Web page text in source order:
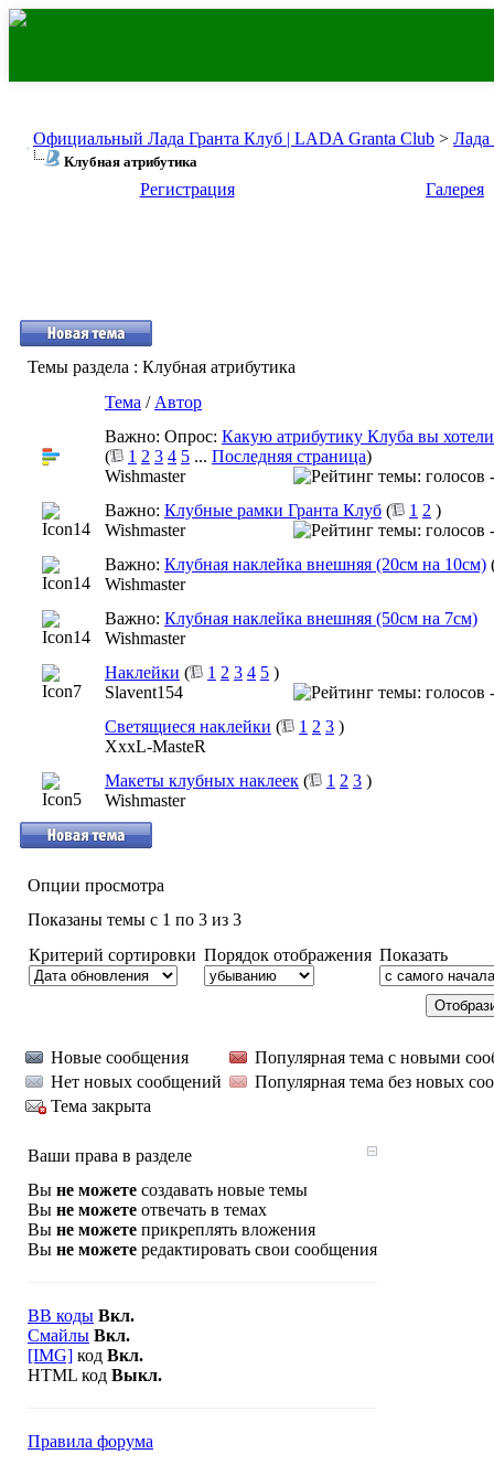
Официальный Лада Гранта Клуб | LADA Granta Club > Лада
Клубная атрибутика
Регистрация Галерея
Темы раздела : Клубная атрибутика
Тема / Автор
Важно: Опрос: Какую атрибутику Клуба вы
(
1 2 3 4 5 ... Последняя страница)
Wishmaster
Важно: Клубные рамки Гранта Клуб ( 1 2 )
Wishmaster
Важно: Клубная наклейка внешняя (20см на 10см)
Wishmaster
Важно: Клубная наклейка внешняя (50см на 7см)
Wishmaster
Наклейки ( 1 2 3 4 5 )
Slavent154
Светящиеся наклейки ( 1 2 3 )
XxxL-MasteR
Макеты клубных наклеек ( 1 2 3 )
Wishmaster
Опции просмотра
Показаны темы с 1 по 3 из 3
Критерий сортировки Порядок отображения Показать
Новые сообщения
Популярная тема с новыми
Нет новых сообщений
Популярная тема без новых
Тема закрыта
Ваши права в разделе
Вы не можете создавать новые темы
Вы не можете отвечать в темах
Вы не можете прикреплять вложения
Вы не можете редактировать свои сообщения
BB коды Вкл.
Смайлы Вкл.
[IMG] код Вкл.
HTML код Выкл.
Правила форума